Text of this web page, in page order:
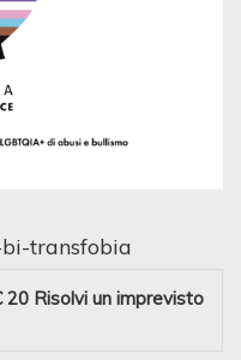
bi-transfobia
20 Risolvi un imprevisto